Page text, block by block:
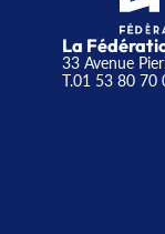
La
33 Avenue
T.01 53 80 70